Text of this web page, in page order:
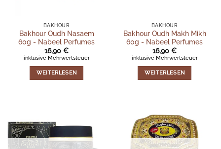
BAKHOUR
Bakhour Oudh Nasaem
60g - Nabeel Perfumes
16,90 €
inklusive Mehrwertsteuer
WEITERLESEN
BAKHOUR
Bakhour Oudh Makh Mikh
60g - Nabeel Perfumes
16,90 €
inklusive Mehrwertsteuer
WEITERLESEN